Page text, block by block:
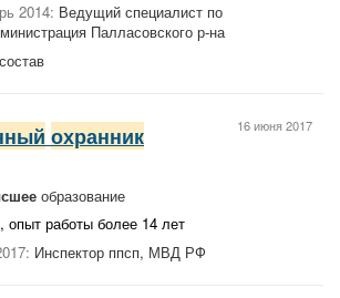
2014: Ведущий специалист по
Палласовского р-на
16 июня 2017
охранник
образование
, опыт работы более 14 лет
Инспектор ппсп, МВД РФ